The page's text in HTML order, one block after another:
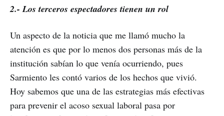
2.- Los terceros espectadores tienen un rol
Un aspecto de la noticia que me llamó mucho la
atención es que por lo menos dos personas más de la
institución sabían lo que venía ocurriendo, pues
Sarmiento les contó varios de los hechos que vivió.
Hoy sabemos que una de las estrategias más efectivas
para prevenir el acoso sexual laboral pasa por